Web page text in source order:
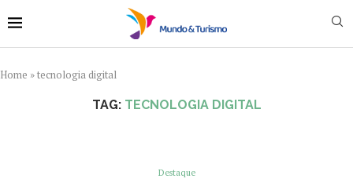
Home »tecnologia digital
TAG: TECNOLOGIA DIGITAL
Destaque